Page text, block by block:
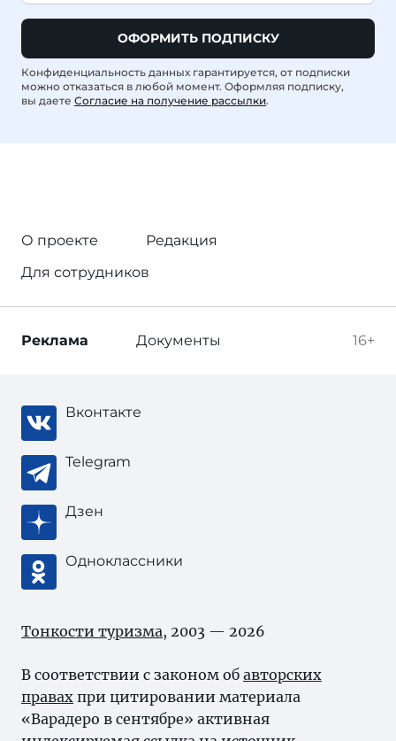
ОФОРМИТЬ ПОДПИСКУ
Конфиденциальность данных гарантируется, от подписки
можно отказаться в любой момент. Оформляя подписку,
вы даете Согласие на получение рассылки.
О проекте
Редакция
Для сотрудников
16+
Реклама Документы
Вконтакте
Telegram
Дзен
Одноклассники
Тонкости туризма, 2003 — 2026
В соответствии с законом об авторских
правах при цитировании материала
«Варадеро в сентябре» активная